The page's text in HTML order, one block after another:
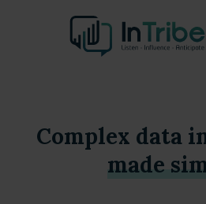
Complex data
made